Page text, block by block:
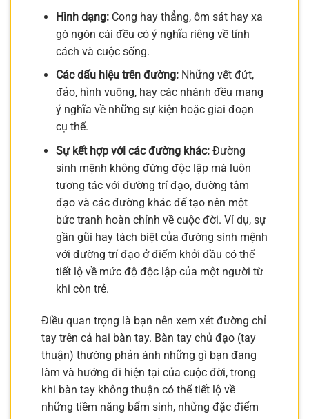
Hình dạng:Cong hay thẳng, ôm sát hay xa
gò ngón cái đều có ý nghĩa riêng về tính
cách và cuộc sống.
Các dấu hiệu trên đường:Những vết đứt,
đảo, hình vuông, hay các nhánh đều mang
ý nghĩa về những sự kiện hoặc giai đoạn
cụ thể.
Sự kết hợp với các đường khác:Đường
sinh mệnh không đứng độc lập mà luôn
tương tác với đường trí đạo, đường tâm
đạo và các đường khác để tạo nên một
bức tranh hoàn chỉnh về cuộc đời. Ví dụ, sự
gần gũi hay tách biệt của đường sinh mệnh
với đường trí đạo ở điểm khởi đầu có thể
tiết lộ về mức độ độc lập của một người từ
khi còn trẻ.
Điều quan trọng là bạn nên xem xét đường chỉ
tay trên cả hai bàn tay. Bàn tay chủ đạo (tay
thuận) thường phản ánh những gì bạn đang
làm và hướng đi hiện tại của cuộc đời, trong
khi bàn tay không thuận có thể tiết lộ về
những tiềm năng bẩm sinh, những đặc điểm